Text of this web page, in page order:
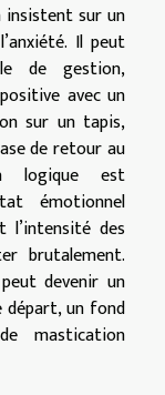
insistent sur un
Il peut
de gestion,
avec un
sur un tapis,
de retour au
logique est
émotionnel
l’intensité des
brutalement.
devenir un
départ, un fond
mastication